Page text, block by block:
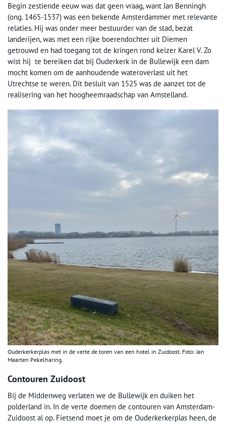
Begin zestiende eeuw was dat geen vraag, want Jan Benningh
(ong. 1465-1537) was een bekende Amsterdammer met relevante
relaties. Hij was onder meer bestuurder van de stad, bezat
landerijen, was met een rijke boerendochter uit Diemen
getrouwd en had toegang tot de kringen rond keizer Karel V. Zo
wist hij te bereiken dat bij Ouderkerk in de Bullewijk een dam
mocht komen om de aanhoudende wateroverlast uit het
Utrechtse te weren. Dit besluit van 1525 was de aanzet tot de
realisering van het hoogheemraadschap van Amstelland.
Ouderkerkerplas met in de verte de toren van een hotel in Zuidoost. Foto: Jan
Maarten Pekelharing.
Contouren Zuidoost
Bij de Middenweg verlaten we de Bullewijk en duiken het
polderland in. In de verte doemen de contouren van Amsterdam-
Zuidoost al op. Fietsend moet je om de Ouderkerkerplas heen, de